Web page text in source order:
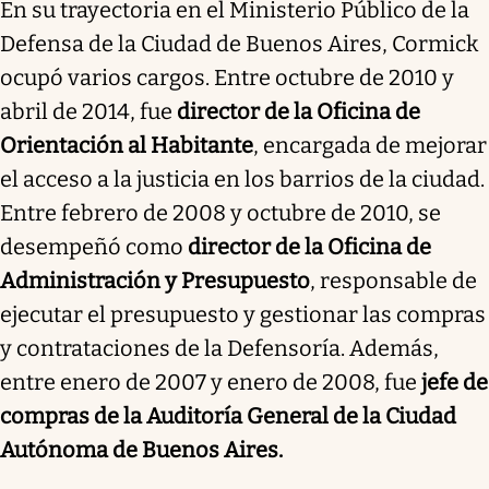
En su trayectoria en el Ministerio Público de la
Defensa de la Ciudad de Buenos Aires, Cormick
ocupó varios cargos. Entre octubre de 2010 y
abril de 2014, fue director de la Oficina de
Orientación al Habitante, encargada de mejorar
el acceso a la justicia en los barrios de la ciudad.
Entre febrero de 2008 y octubre de 2010, se
desempeñó como director de la Oficina de
Administración y Presupuesto, responsable de
ejecutar el presupuesto y gestionar las compras
y contrataciones de la Defensoría. Además,
entre enero de 2007 y enero de 2008, fue jefe de
compras de la Auditoría General de la Ciudad
Autónoma de Buenos Aires.